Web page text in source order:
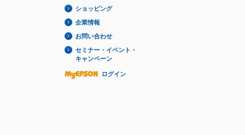
ショッピング
企業情報
お問い合わせ
セミナー・イベント・
キャンペーン
ログイン